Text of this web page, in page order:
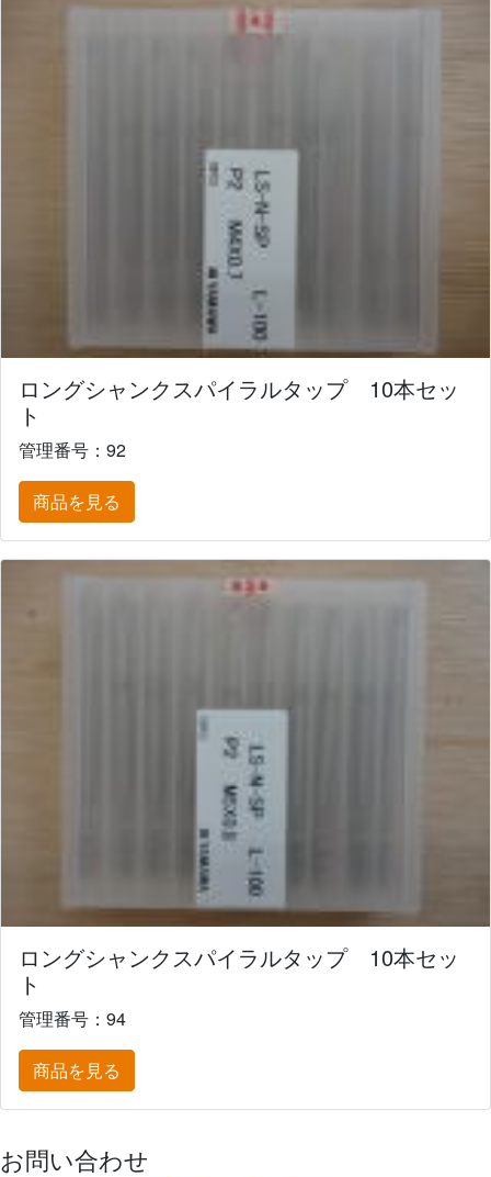
ロングシャンクスパイラルタップ 10本セッ
ト
管理番号：92
商品を見る
ロングシャンクスパイラルタップ 10本セッ
ト
管理番号：94
商品を見る
お問い合わせ